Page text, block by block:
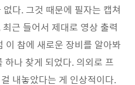
다. 그것 때문에 필자는 캡쳐
근 들어서 제대로 영상 출력
이 참에 새로운 장비를 알아봐
하나 찾게 되었다. 의외로 프
내놓았다는 게 인상적이다.